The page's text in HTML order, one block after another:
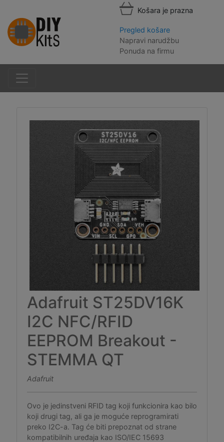
Košara je prazna
Pregled košare
Napravi narudžbu
Ponuda na firmu
Adafruit ST25DV16K
I2C NFC/RFID
EEPROM Breakout -
STEMMA QT
Adafruit
Ovo je jedinstveni RFID tag koji funkcionira kao bilo
koji drugi tag, ali ga je moguće reprogramirati
preko I2C-a. Tag će biti prepoznat od strane
kompatibilnih uređaja kao ISO/IEC 15693